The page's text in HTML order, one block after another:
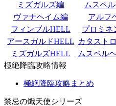
ミズガルズ編
ムスペ
ヴァナヘイム編
アルフ
フィンブルHELL
プロミネ
アースガルドHELL カタスト
ミズガルズHELL
ムスペル
極絶降臨攻略情報
極絶降臨攻略まとめ
禁忌の熾天使シリーズ